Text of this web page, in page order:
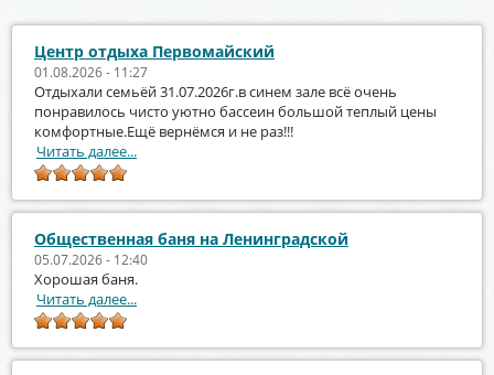
Центр отдыха Первомайский
01.08.2026 - 11:27
Отдыхали семьёй 31.07.2026г.в синем зале всё очень
понравилось чисто уютно бассеин большой теплый цены
комфортные.Ещё вернёмся и не раз!!!
Читать далее...
Общественная баня на Ленинградской
05.07.2026 - 12:40
Хорошая баня.
Читать далее...